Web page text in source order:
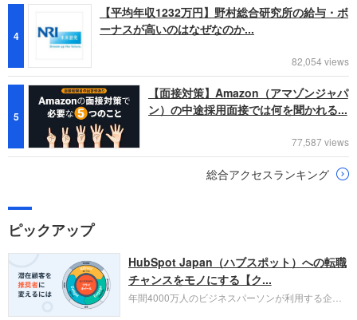
4
【平均年収1232万円】野村総合研究所の給与・ボ
ーナスが高いのはなぜなのか...
82,054 views
5
【面接対策】Amazon（アマゾンジャパ
ン）の中途採用面接では何を聞かれる...
77,587 views
総合アクセスランキング
ピックアップ
HubSpot Japan（ハブスポット）への転職
チャンスをモノにする【ク...
年間4000万人のビジネスパーソンが利用する企業